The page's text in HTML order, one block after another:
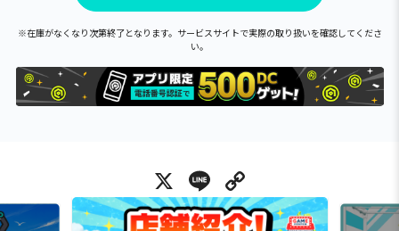
※在庫がなくなり次第終了となります。サービスサイトで実際の取り扱いを確認してくださ
い。
X Line